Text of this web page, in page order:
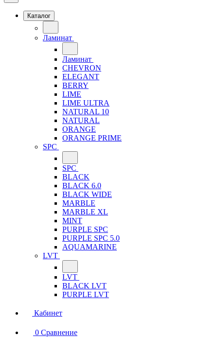
Каталог
Ламинат
Ламинат
CHEVRON
ELEGANT
BERRY
LIME
LIME ULTRA
NATURAL 10
NATURAL
ORANGE
ORANGE PRIME
SPC
SPC
BLACK
BLACK 6.0
BLACK WIDE
MARBLE
MARBLE XL
MINT
PURPLE SPC
PURPLE SPC 5.0
AQUAMARINE
LVT
LVT
BLACK LVT
PURPLE LVT
Кабинет
0 Сравнение